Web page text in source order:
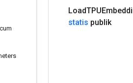
Load
statis publik